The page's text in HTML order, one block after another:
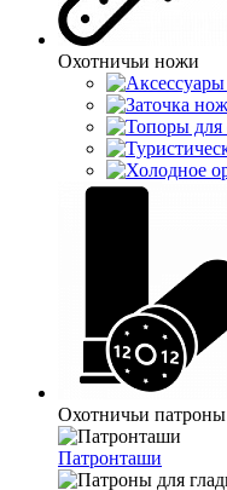
Охотничьи ножи
Охотничьи патроны
Патронташи